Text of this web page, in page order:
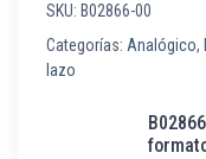
SKU: B02866-00
Categorías: Analógico,
lazo